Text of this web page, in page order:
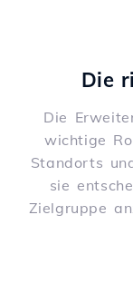
Die
Die
wichtige
Standorts
sie
Zielgruppe